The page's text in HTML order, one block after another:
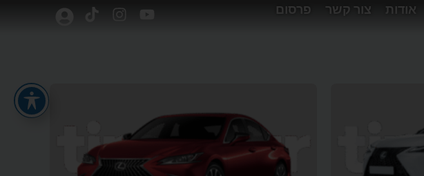
אודות צור קשר פרסום